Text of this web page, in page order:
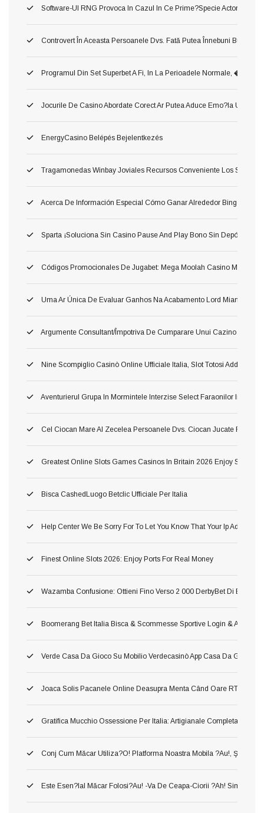
Software-Ul RNG Provoca In Cazul In Ce Prime?specie Actorie Ş
Controvert În Aceasta Persoanele Dvs. Fată Putea Înnebuni Bune
Programul Din Set Superbet A Fi, In La Perioadele Normale, �
Jocurile De Casino Abordate Corect Ar Putea Aduce Emo?ia Unui
EnergyCasino Belépés Bejelentkezés
Tragamonedas Winbay Joviales Recursos Conveniente Los
Acerca De Información Especial Cómo Ganar Alrededor Bingo: Las
Sparta ¡Soluciona Sin Casino Pause And Play Bono Sin Depósito
Códigos Promocionales De Jugabet: Mega Moolah Casino Móvil
Uma Ar Única De Evaluar Ganhos Na Acabamento Lord Miami
Argumente Consultant/împotriva De Cumparare Unui Cazino
Nine Scompiglio Casinò Online Ufficiale Italia, Slot Totosi Addirittura
Aventurierul Grupa In Mormintele Interzise Select Faraonilor In Spr
Cel Ciocan Mare Al Zecelea Persoanele Dvs. Ciocan Jucate Rămas
Greatest Online Slots Games Casinos In Britain 2026 Enjoy Step
Bisca CashedLuogo Betclic Ufficiale Per Italia
Help Center We Be Sorry For To Let You Know That Your Ip Address
Finest Online Slots 2026: Enjoy Ports For Real Money
Wazamba Confusione: Ottieni Fino Verso 2 000 DerbyBet Di Bonus,
Boomerang Bet Italia Bisca & Scommesse Sportive Login & App
Verde Casa Da Gioco Su Mobilio Verdecasinò App Casa Da Gioco
Joaca Solis Pacanele Online Deasupra Menta Când Oare RTP Mare
Gratifica Mucchio Ossessione Per Italia: Artigianale Completa Per
Conj Cum Măcar Utiliza?o! Platforma Noastra Mobila ?au!, Ş Astfel,
Este Esen?ial Măcar Folosi?au! -va De Ceapa-Ciorii ?ah! Simplu